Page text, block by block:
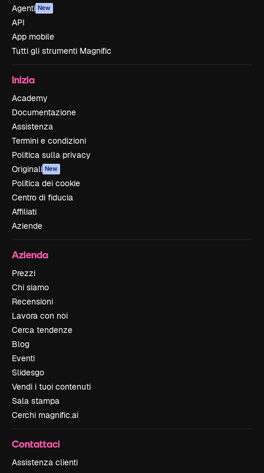
Agenti New
API
App mobile
Tutti gli strumenti Magnific
Inizia
Academy
Documentazione
Assistenza
Termini e condizioni
Politica sulla privacy
Originali New
Politica dei cookie
Centro di fiducia
Affiliati
Aziende
Azienda
Prezzi
Chi siamo
Recensioni
Lavora con noi
Cerca tendenze
Blog
Eventi
Slidesgo
Vendi i tuoi contenuti
Sala stampa
Cerchi magnific.ai
Contattaci
Assistenza clienti